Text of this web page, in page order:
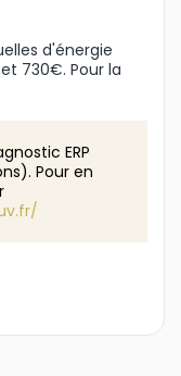
d'énergie
730€. Pour la
ERP
Pour en